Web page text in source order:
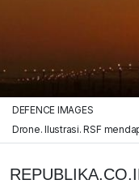
DEFENCE IMAGES
Drone. Ilustrasi. RSF